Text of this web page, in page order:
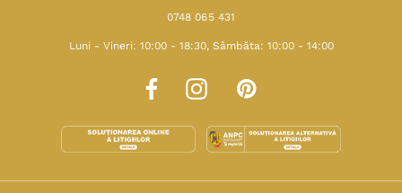
0748 065 431
Luni - Vineri: 10:00 - 18:30, Sâmbăta: 10:00 - 14:00